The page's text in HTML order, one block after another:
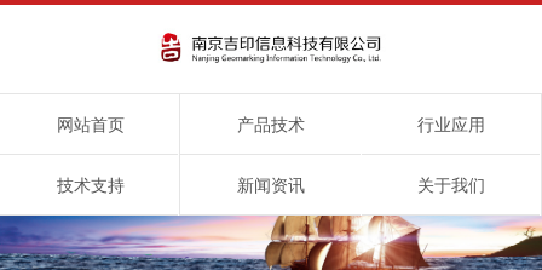
网站首页 产品技术 行业应用
技术支持 新闻资讯 关于我们